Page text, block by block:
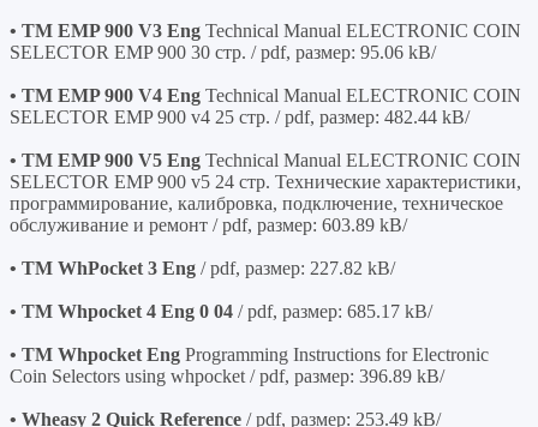
• TM EMP 900 V3 Eng Technical Manual ELECTRONIC COIN
SELECTOR EMP 900 30 стр. / pdf, размер: 95.06 kB/
• TM EMP 900 V4 Eng Technical Manual ELECTRONIC COIN
SELECTOR EMP 900 v4 25 стр. / pdf, размер: 482.44 kB/
• TM EMP 900 V5 Eng Technical Manual ELECTRONIC COIN
SELECTOR EMP 900 v5 24 стр. Технические характеристики,
программирование, калибровка, подключение, техническое
обслуживание и ремонт / pdf, размер: 603.89 kB/
• TM WhPocket 3 Eng / pdf, размер: 227.82 kB/
• TM Whpocket 4 Eng 0 04 / pdf, размер: 685.17 kB/
• TM Whpocket Eng Programming Instructions for Electronic
Coin Selectors using whpocket / pdf, размер: 396.89 kB/
• Wheasy 2 Quick Reference / pdf, размер: 253.49 kB/